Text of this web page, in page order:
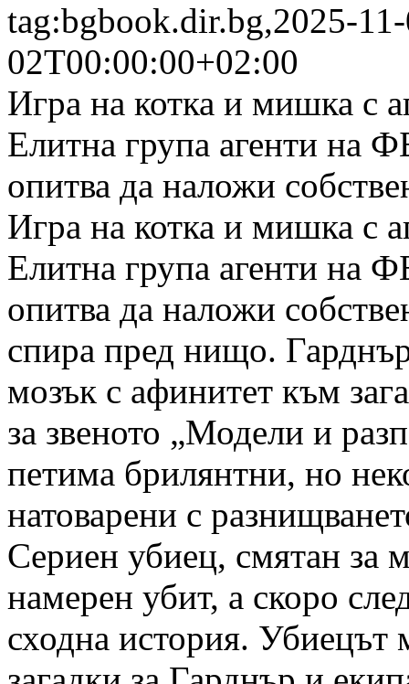
tag:bgbook.dir.bg,2025-
02T00:00:00+02:00
Игра на котка и мишка с
Елитна група агенти на
опитва да наложи
Игра на котка и мишка с
Елитна група агенти на
опитва да наложи
спира пред нищо.
мозък с афинитет към
за звеното „Модели и
петима брилянтни, но
натоварени с
Сериен убиец, смятан за
намерен убит, а скоро
сходна история. Убиецът